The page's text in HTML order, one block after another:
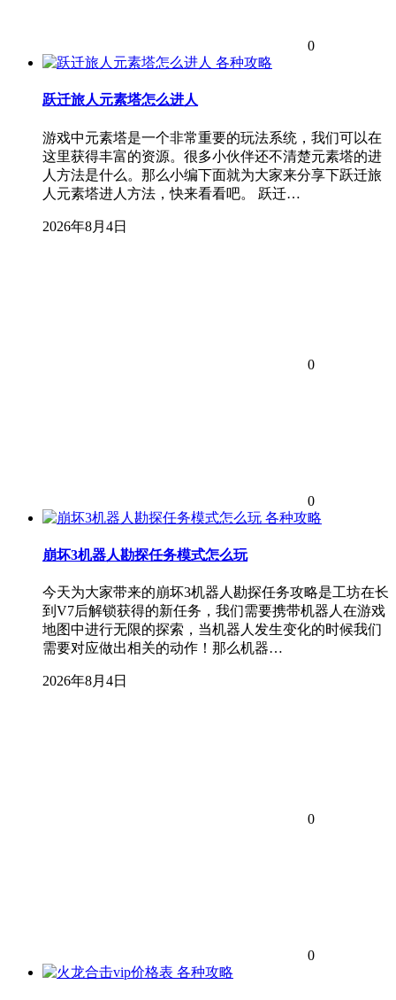
0
各种攻略
跃迁旅人元素塔怎么进人
游戏中元素塔是一个非常重要的玩法系统，我们可以在
这里获得丰富的资源。很多小伙伴还不清楚元素塔的进
人方法是什么。那么小编下面就为大家来分享下跃迁旅
人元素塔进人方法，快来看看吧。 跃迁…
2026年8月4日
0
0
各种攻略
崩坏3机器人勘探任务模式怎么玩
今天为大家带来的崩坏3机器人勘探任务攻略是工坊在长
到V7后解锁获得的新任务，我们需要携带机器人在游戏
地图中进行无限的探索，当机器人发生变化的时候我们
需要对应做出相关的动作！那么机器…
2026年8月4日
0
0
各种攻略